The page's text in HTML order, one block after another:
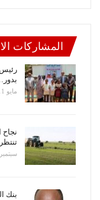
المشاركات
رئيس
مايو 11, 2026
سبتمبر 10, 2024
بنك